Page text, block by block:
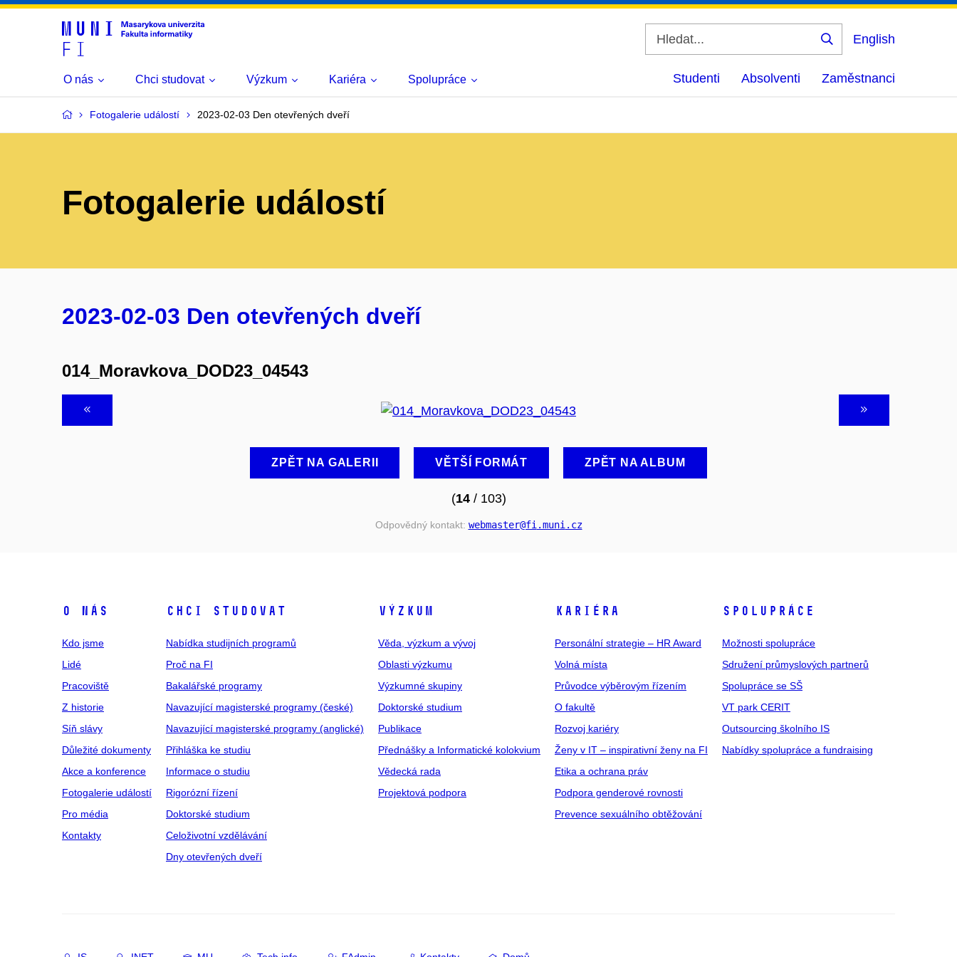
Vyhledat
English
O nás Chci studovat Výzkum Kariéra Spolupráce Studenti Absolventi Zaměstnanci
Fotogalerie událostí 2023-02-03 Den otevřených dveří
Fotogalerie událostí
2023-02-03 Den otevřených dveří
014_Moravkova_DOD23_04543
ZPĚT NA GALERII VĚTŠÍ FORMÁT ZPĚT NA ALBUM
(14/ 103)
Odpovědný kontakt: webmaster@fi .muni .cz
O NÁS
Kdo jsme
Lidé
Pracoviště
Z historie
Síň slávy
Důležité dokumenty
Akce a konference
Fotogalerie událostí
Pro média
Kontakty
CHCI STUDOVAT
Nabídka studijních programů
Proč na FI
Bakalářské programy
Navazující magisterské programy (české)
Navazující magisterské programy (anglické)
Přihláška ke studiu
Informace o studiu
Rigorózní řízení
Doktorské studium
Celoživotní vzdělávání
Dny otevřených dveří
VÝZKUM
Věda, výzkum a vývoj
Oblasti výzkumu
Výzkumné skupiny
Doktorské studium
Publikace
Přednášky a Informatické kolokvium
Vědecká rada
Projektová podpora
KARIÉRA
Personální strategie – HR Award
Volná místa
Průvodce výběrovým řízením
O fakultě
Rozvoj kariéry
Ženy v IT – inspirativní ženy na FI
Etika a ochrana práv
Podpora genderové rovnosti
Prevence sexuálního obtěžování
SPOLUPRÁCE
Možnosti spolupráce
Sdružení průmyslových partnerů
Spolupráce se SŠ
VT park CERIT
Outsourcing školního IS
Nabídky spolupráce a fundraising